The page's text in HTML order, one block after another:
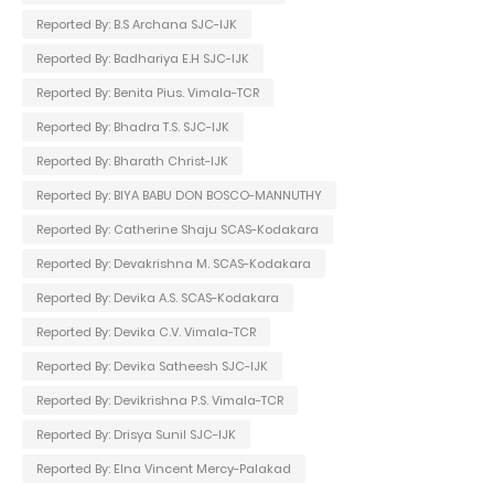
Reported By: B.S Archana SJC-IJK
Reported By: Badhariya E.H SJC-IJK
Reported By: Benita Pius. Vimala-TCR
Reported By: Bhadra T.S. SJC-IJK
Reported By: Bharath Christ-IJK
Reported By: BIYA BABU DON BOSCO-MANNUTHY
Reported By: Catherine Shaju SCAS-Kodakara
Reported By: Devakrishna M. SCAS-Kodakara
Reported By: Devika A.S. SCAS-Kodakara
Reported By: Devika C.V. Vimala-TCR
Reported By: Devika Satheesh SJC-IJK
Reported By: Devikrishna P.S. Vimala-TCR
Reported By: Drisya Sunil SJC-IJK
Reported By: Elna Vincent Mercy-Palakad